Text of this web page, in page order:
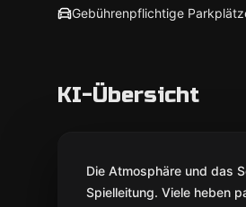
Gebührenpflichtige
KI-Übersicht
Die Atmosphäre und das
Spielleitung. Viele heben